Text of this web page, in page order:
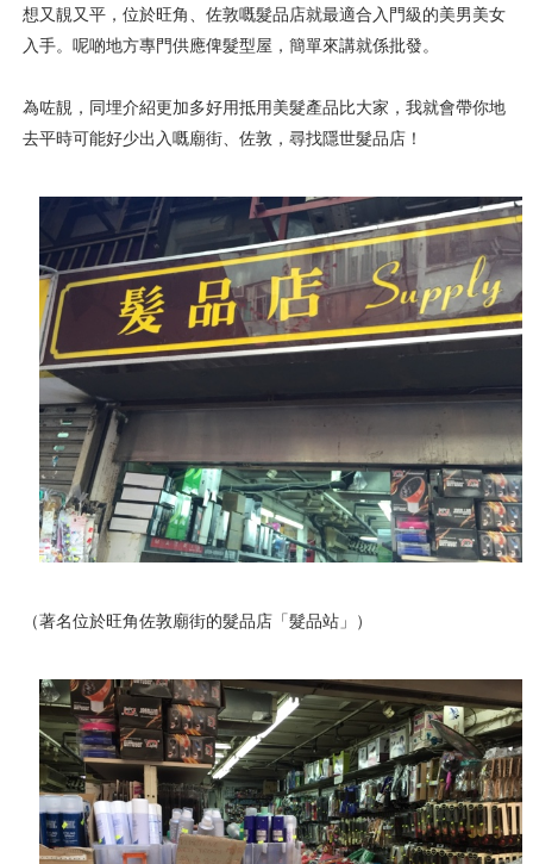
想又靚又平，位於旺角、佐敦嘅髮品店就最適合入門級的美男美女
入手。呢啲地方專門供應俾髮型屋，簡單來講就係批發。
為咗靚，同埋介紹更加多好用抵用美髮產品比大家，我就會帶你地
去平時可能好少出入嘅廟街、佐敦，尋找隱世髮品店！
（著名位於旺角佐敦廟街的髮品店「髮品站」）